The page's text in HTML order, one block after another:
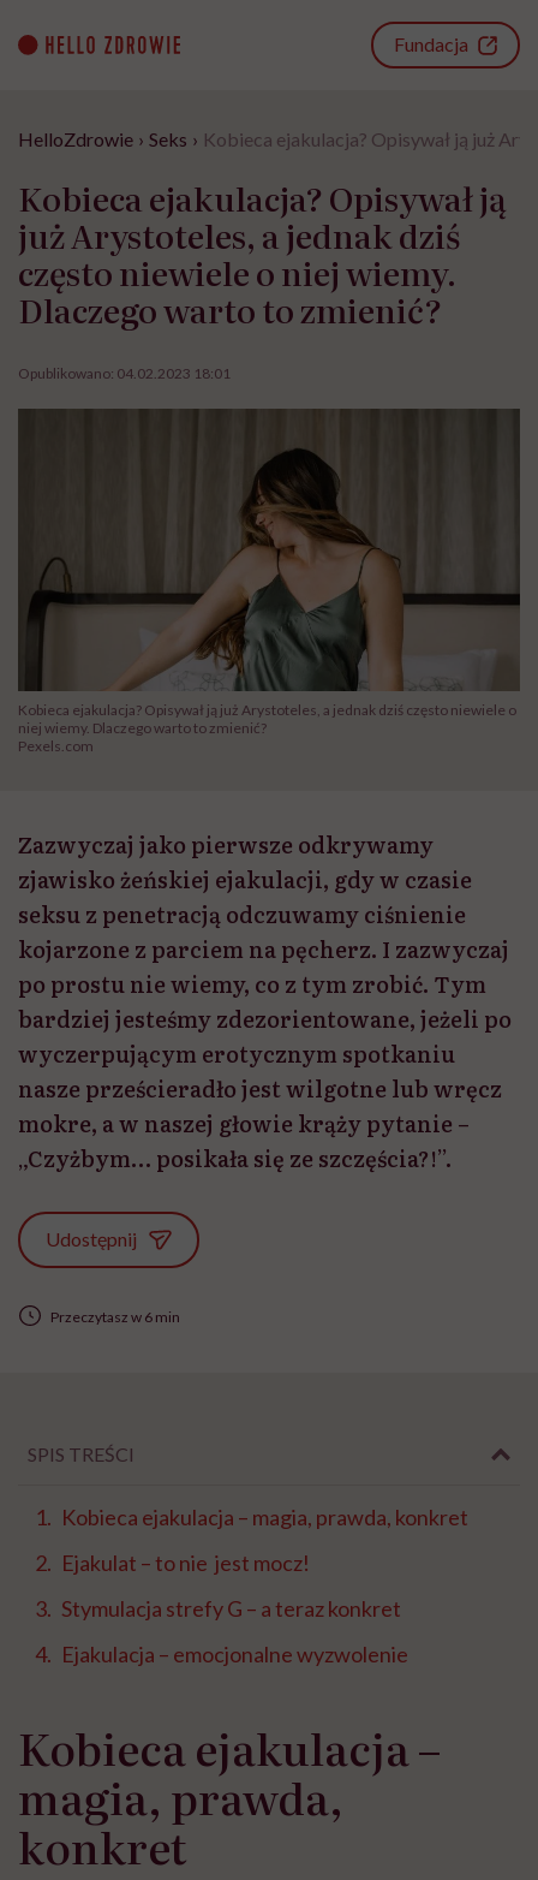
content
Fundacja
HelloZdrowie › Seks › Kobieca ejakulacja? Opisywał ją już
Kobieca ejakulacja? Opisywał ją
już Arystoteles, a jednak dziś
często niewiele o niej wiemy.
Dlaczego warto to zmienić?
Opublikowano: 04.02.2023 18:01
Kobieca ejakulacja? Opisywał ją już Arystoteles, a jednak dziś często niewiele o
niej wiemy. Dlaczego warto to zmienić?
Pexels.com
Zazwyczaj jako pierwsze odkrywamy
zjawisko żeńskiej ejakulacji, gdy w czasie
seksu z penetracją odczuwamy ciśnienie
kojarzone z parciem na pęcherz. I zazwyczaj
po prostu nie wiemy, co z tym zrobić. Tym
bardziej jesteśmy zdezorientowane, jeżeli po
wyczerpującym erotycznym spotkaniu
nasze prześcieradło jest wilgotne lub wręcz
mokre, a w naszej głowie krąży pytanie –
„Czyżbym… posikała się ze szczęścia?!”.
Udostępnij
Przeczytasz w 6 min
SPIS TREŚCI
Kobieca ejakulacja – magia, prawda, konkret
Ejakulat – to nie jest mocz!
Stymulacja strefy G – a teraz konkret
Ejakulacja – emocjonalne wyzwolenie
Kobieca ejakulacja –
magia, prawda,
konkret